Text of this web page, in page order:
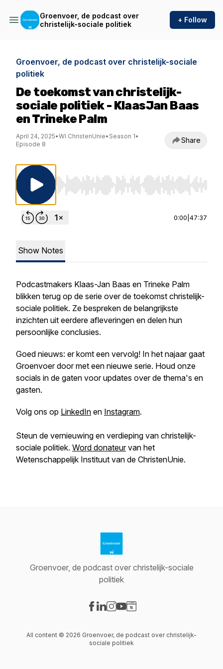
Groenvoer, de podcast over
christelijk-sociale politiek
+ Follow
Groenvoer, de podcast over christelijk-sociale
politiek
De toekomst van christelijk-
sociale politiek - KlaasJan Baas
en Trineke Palm
April 24, 2025•WI ChristenUnie• Season 1•
Episode 8
Share
Use Left/Right to seek, Home/End to jump
0:00 47:37
Show Notes
Podcastmakers Klaas-Jan Baas en Trineke Palm
blikken terug op de serie over de toekomst christelijk-
sociale politiek. Ze bespreken de belangrijkste
inzichten uit eerdere afleveringen en delen hun
persoonlijke conclusies.
Goed nieuws: er komt een vervolg! In het najaar gaat
Groenvoer door met een nieuwe serie. Houd onze
socials in de gaten voor updates over de thema's en
gasten.
Volg ons op LinkedIn en Instagram.
Steun de vernieuwing en verdieping van christelijk-
sociale politiek. Word donateurvan het
Wetenschappelijk Instituut van de ChristenUnie.
Groenvoer, de podcast over christelijk-sociale
politiek
All content © 2026 Groenvoer, de podcast over christelijk-
sociale politiek